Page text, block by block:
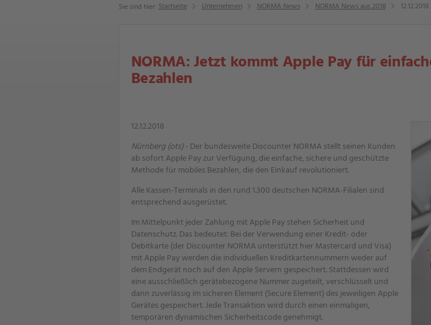
Sie sind hier: Startseite Unternehmen NORMA News NORMA News aus 2018
NORMA: Jetzt kommt Apple Pay für
Bezahlen
12.12.2018
Nürnberg (ots)- Der bundesweite Discounter NORMA stellt seinen Kunden
ab sofort Apple Pay zur Verfügung, die einfache, sichere und geschützte
Methode für mobiles Bezahlen, die den Einkauf revolutioniert.
Alle Kassen-Terminals in den rund 1.300 deutschen NORMA-Filialen sind
entsprechend ausgerüstet.
Im Mittelpunkt jeder Zahlung mit Apple Pay stehen Sicherheit und
Datenschutz. Das bedeutet: Bei der Verwendung einer Kredit- oder
Debitkarte (der Discounter NORMA unterstützt hier Mastercard und Visa)
mit Apple Pay werden die individuellen Kreditkartennummern weder auf
dem Endgerät noch auf den Apple Servern gespeichert. Stattdessen wird
eine ausschließlich gerätebezogene Nummer zugeteilt, verschlüsselt und
dann zuverlässig im sicheren Element (Secure Element) des jeweiligen Apple
Gerätes gespeichert. Jede Transaktion wird durch einen einmaligen,
temporären dynamischen Sicherheitscode genehmigt.